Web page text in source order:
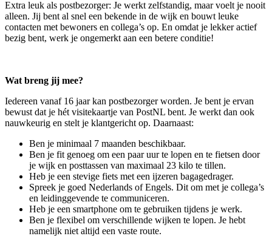
Extra leuk als postbezorger: Je werkt zelfstandig, maar voelt je nooit
alleen. Jij bent al snel een bekende in de wijk en bouwt leuke
contacten met bewoners en collega’s op. En omdat je lekker actief
bezig bent, werk je ongemerkt aan een betere conditie!
Wat breng jij mee?
Iedereen vanaf 16 jaar kan postbezorger worden. Je bent je ervan
bewust dat je hét visitekaartje van PostNL bent. Je werkt dan ook
nauwkeurig en stelt je klantgericht op. Daarnaast:
Ben je minimaal 7 maanden beschikbaar.
Ben je fit genoeg om een paar uur te lopen en te fietsen door
je wijk en posttassen van maximaal 23 kilo te tillen.
Heb je een stevige fiets met een ijzeren bagagedrager.
Spreek je goed Nederlands of Engels. Dit om met je collega’s
en leidinggevende te communiceren.
Heb je een smartphone om te gebruiken tijdens je werk.
Ben je flexibel om verschillende wijken te lopen. Je hebt
namelijk niet altijd een vaste route.